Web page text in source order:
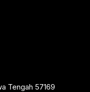
Tengah 57169